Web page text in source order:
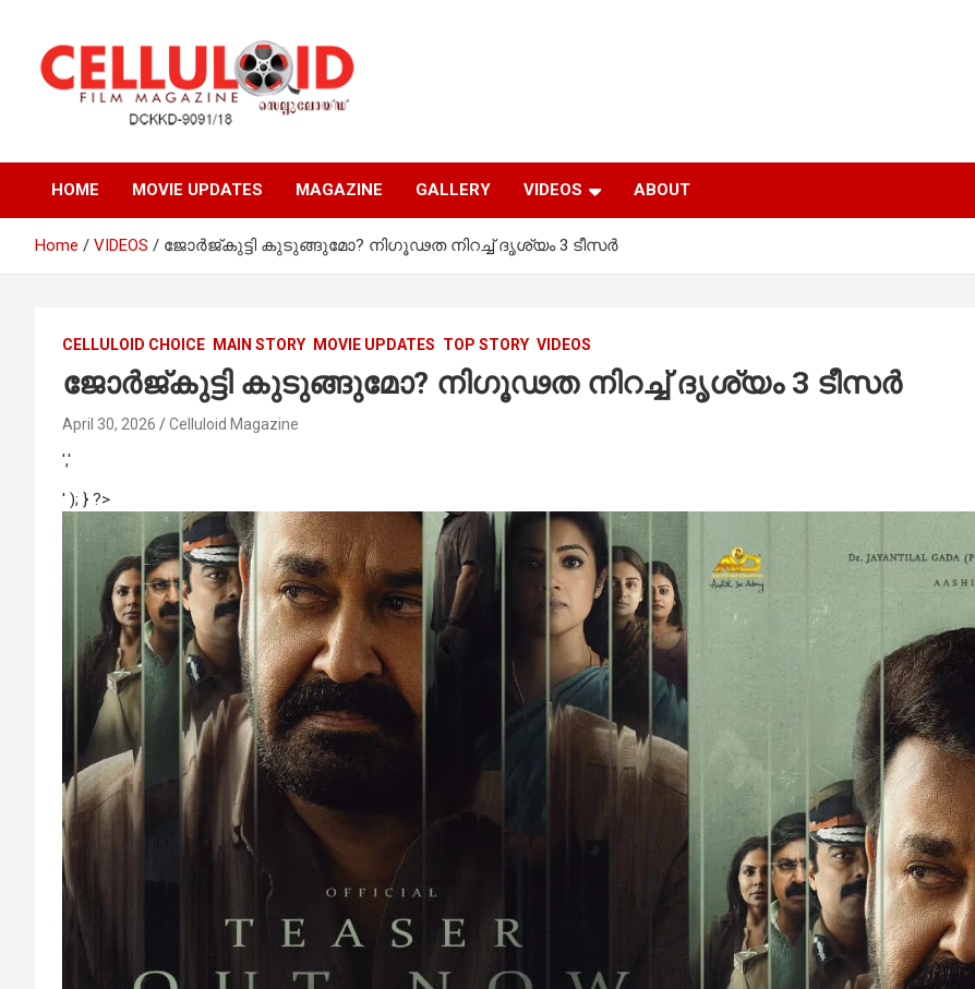
content
celluloid
HOME MOVIE UPDATES MAGAZINE GALLERY VIDEOS ABOUT
Home VIDEOS ജോര്‍ജ്കുട്ടി കുടുങ്ങുമോ? നിഗൂഢത നിറച്ച് ദൃശ്യം 3 ടീസര്‍
CELLULOID CHOICE MAIN STORY MOVIE UPDATES TOP STORY VIDEOS
ജോര്‍ജ്കുട്ടി കുടുങ്ങുമോ? നിഗൂഢത നിറച്ച് ദൃശ്യം 3 ടീസര്‍
April 30, 2026 Celluloid Magazine
','
' ); } ?>